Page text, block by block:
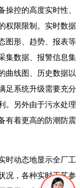
操控的高度实时性、
权限限制。实时数据
图形、趋势、报表等
集数据、报警信息集
曲线图、历史数据以
足系统升级需要充分
。另外由于污水处理
有着更高的防潮防震
时动态地显示全厂工
况，各种实时工艺参